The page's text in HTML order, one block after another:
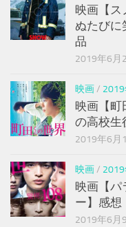
映画【ス
ぬたびに
品
2019年6月
映画/
映画【町
の高校生
2019年6月
映画/
映画【パ
ー】感想
2019年6月